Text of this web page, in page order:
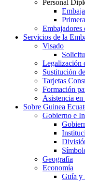
Personal
Embajadores
Servicios de la
Visado
Legalización
Sustitución
Tarjetas
Formación
Asistencia
Sobre Guinea
Gobierno e
Geografía
Economía
Guía y